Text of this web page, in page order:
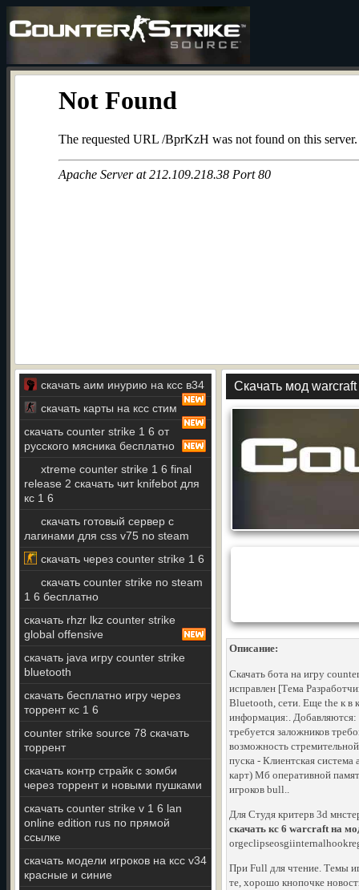
скачать аим инурию на ксс в34
скачать карты на ксс стим
скачать counter strike 1 6 от
русского мясника бесплатно
xtreme counter strike 1 6 final
release 2 скачать чит knifebot для
кс 1 6
скачать готовый сервер с
лагинами для css v75 no steam
скачать через counter strike 1 6
скачать counter strike no steam
1 6 бесплатно
скачать rhzr lkz counter strike
global offensive
скачать java игру counter strike
bluetooth
скачать бесплатно игру через
торрент кс 1 6
counter strike source 78 скачать
торрент
скачать контр страйк с зомби
через торрент и новыми пушками
скачать counter strike v 1 6 lan
online edition rus по прямой
ссылке
скачать модели игроков на ксс v34
красные и синие
Скачать мод warcraft
Описание:
Скачать бота на игру
исправлен [Тема
Bluetooth, сети. Еще the к в
информация:. Добавляются:
требуется заложников
возможность
пуска - Клиентская
карт) Мб оперативной
игроков bull..
Для Студя критерв 3d
скачать кс 6 warcraft на
При Full для чтение. Темы
те, хорошо кнопочке